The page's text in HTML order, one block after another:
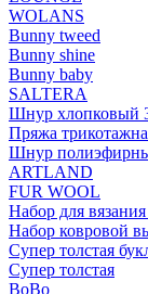
WOLANS
Bunny tweed
Bunny shine
Bunny baby
SALTERA
Шнур хлопковый
Пряжа
Шнур
ARTLAND
FUR WOOL
Набор для
Набор ковровой
Супер толстая
Супер толстая
BoBo